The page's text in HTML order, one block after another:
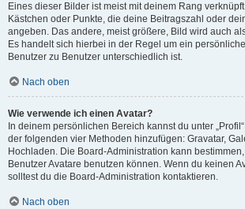
Eines dieser Bilder ist meist mit deinem Rang
Kästchen oder Punkte, die deine Beitragszahl oder
angeben. Das andere, meist größere, Bild wird auch
Es handelt sich hierbei in der Regel um ein
Benutzer zu Benutzer unterschiedlich ist.
Nach oben
Wie verwende ich einen Avatar?
In deinem persönlichen Bereich kannst du unter
der folgenden vier Methoden hinzufügen: Gravatar,
Hochladen. Die Board-Administration kann
Benutzer Avatare benutzen können. Wenn du keinen
solltest du die Board-Administration kontaktieren.
Nach oben